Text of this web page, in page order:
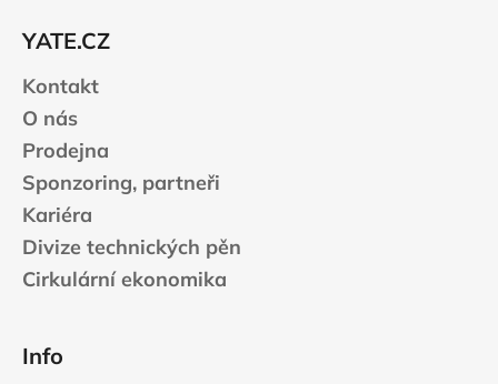
YATE.CZ
Kontakt
O nás
Prodejna
Sponzoring, partneři
Kariéra
Divize technických pěn
Cirkulární ekonomika
Info